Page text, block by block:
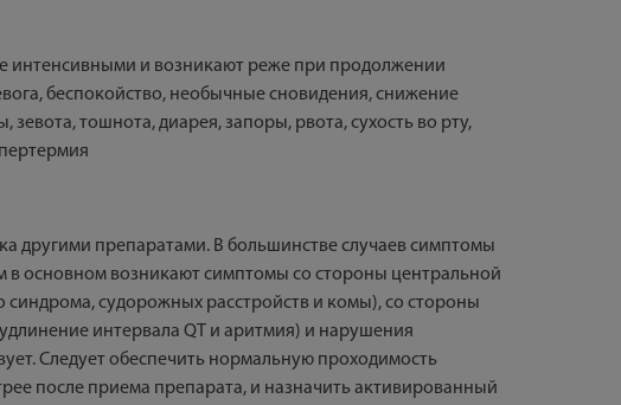
интенсивными и возникают реже при продолжении
беспокойство, необычные сновидения, снижение
тошнота, диарея, запоры, рвота, сухость во рту,
другими препаратами. В большинстве случаев симптомы
основном возникают симптомы со стороны центральной
судорожных расстройств и комы), со стороны
интервала QT и аритмия) и нарушения
Следует обеспечить нормальную проходимость
после приема препарата, и назначить активированный